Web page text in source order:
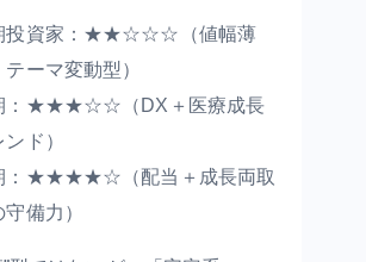
投資家：★★☆☆☆（値幅薄
テーマ変動型）
：★★★☆☆（DX＋医療成長
ンド）
：★★★★☆（配当＋成長両取
守備力）